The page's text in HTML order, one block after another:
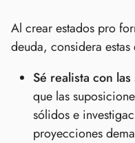
Al crear estados pro
deuda, considera estas
Sé realista con
que las
sólidos e
proyecciones